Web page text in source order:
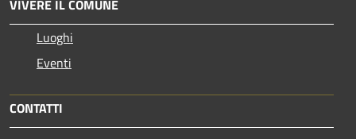
VIVERE IL COMUNE
Luoghi
Eventi
CONTATTI